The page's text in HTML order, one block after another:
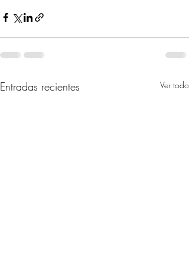
Entradas recientes Ver todo